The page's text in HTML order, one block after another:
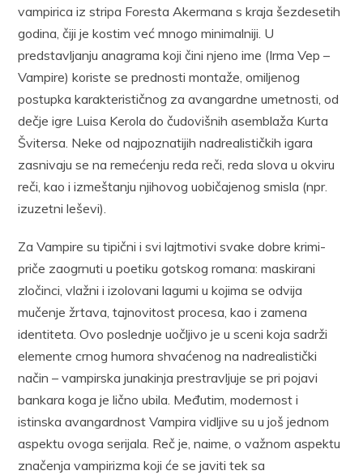
vampirica iz stripa Foresta Akermana s kraja šezdesetih
godina, čiji je kostim već mnogo minimalniji. U
predstavljanju anagrama koji čini njeno ime (Irma Vep –
Vampire) koriste se prednosti montaže, omiljenog
postupka karakterističnog za avangardne umetnosti, od
dečje igre Luisa Kerola do čudovišnih asemblaža Kurta
Švitersa. Neke od najpoznatijih nadrealističkih igara
zasnivaju se na remećenju reda reči, reda slova u okviru
reči, kao i izmeštanju njihovog uobičajenog smisla (npr.
izuzetni leševi).
Za Vampire su tipični i svi lajtmotivi svake dobre krimi-
priče zaogrnuti u poetiku gotskog romana: maskirani
zločinci, vlažni i izolovani lagumi u kojima se odvija
mučenje žrtava, tajnovitost procesa, kao i zamena
identiteta. Ovo poslednje uočljivo je u sceni koja sadrži
elemente crnog humora shvaćenog na nadrealistički
način – vampirska junakinja prestravljuje se pri pojavi
bankara koga je lično ubila. Međutim, modernost i
istinska avangardnost Vampira vidljive su u još jednom
aspektu ovoga serijala. Reč je, naime, o važnom aspektu
značenja vampirizma koji će se javiti tek sa